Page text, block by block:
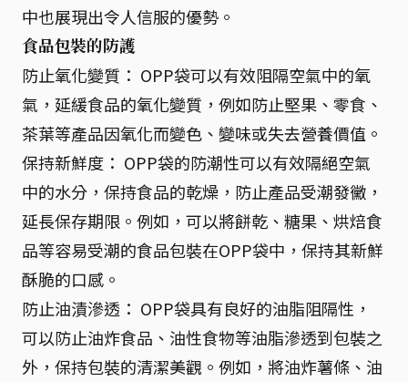
中也展現出令人信服的優勢。
食品包裝的防護
防止氧化變質： OPP袋可以有效阻隔空氣中的氧
氣，延緩食品的氧化變質，例如防止堅果、零食、
茶葉等產品因氧化而變色、變味或失去營養價值。
保持新鮮度： OPP袋的防潮性可以有效隔絕空氣
中的水分，保持食品的乾燥，防止產品受潮發黴，
延長保存期限。例如，可以將餅乾、糖果、烘焙食
品等容易受潮的食品包裝在OPP袋中，保持其新鮮
酥脆的口感。
防止油漬滲透： OPP袋具有良好的油脂阻隔性，
可以防止油炸食品、油性食物等油脂滲透到包裝之
外，保持包裝的清潔美觀。例如，將油炸薯條、油